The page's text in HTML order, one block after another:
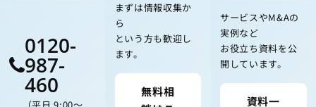
0120-
987-
460
まずは情報収集か
ら
という方も歓迎し
ます。
無料相
サービスやM&Aの
実例など
お役立ち資料を公
開しています。
資料一